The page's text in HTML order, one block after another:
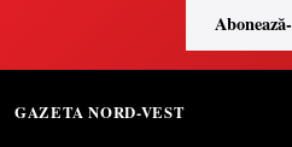
GAZETA NORD-VEST